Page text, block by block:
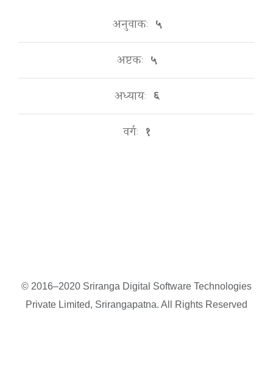
अनुवाकः ५
अष्टकः ५
अध्यायः ६
वर्गः १
© 2016–2020 Sriranga Digital Software Technologies
Private Limited, Srirangapatna. All Rights Reserved